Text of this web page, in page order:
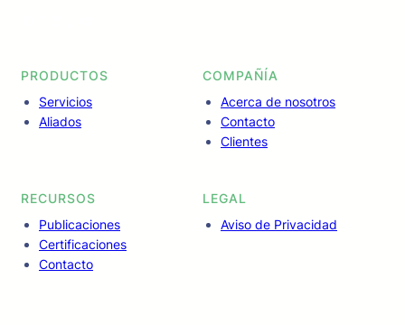
PRODUCTOS
Servicios
Aliados
COMPAÑÍA
Acerca de nosotros
Contacto
Clientes
RECURSOS
Publicaciones
Certificaciones
Contacto
LEGAL
Aviso de Privacidad